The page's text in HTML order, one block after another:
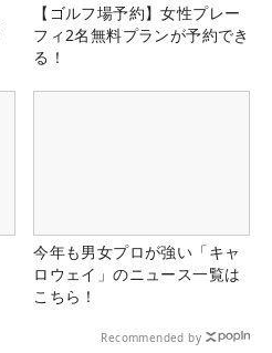
【ゴルフ場予約】女性プレー
フィ2名無料プランが予約でき
る！
今年も男女プロが強い「キャ
ロウェイ」のニュース一覧は
こちら！
Recommended by